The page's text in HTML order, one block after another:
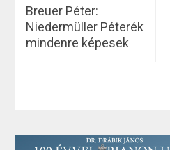
Breuer Péter:
Niedermüller Péterék
mindenre képesek